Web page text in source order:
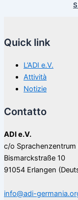
Quick link
L’ADI e.V.
Attività
Notizie
Contatto
ADI e.V.
c/o
Bismarckstraße 10
91054 Erlangen
info@adi-